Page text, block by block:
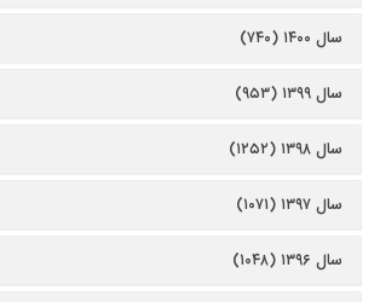
سال ۱۴۰۰ (۷۴۰)
سال ۱۳۹۹ (۹۵۳)
سال ۱۳۹۸ (۱۲۵۲)
سال ۱۳۹۷ (۱۰۷۱)
سال ۱۳۹۶ (۱۰۴۸)